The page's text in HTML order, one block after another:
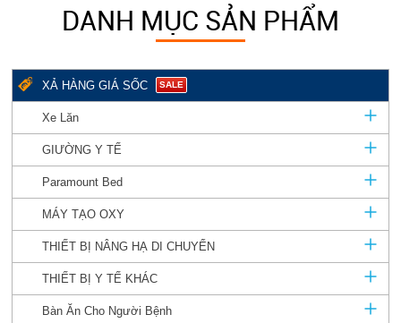
DANH MỤC SẢN PHẨM
XẢ HÀNG GIÁ SỐC SALE
Xe Lăn
GIƯỜNG Y TẾ
Paramount Bed
MÁY TẠO OXY
THIẾT BỊ NÂNG HẠ DI CHUYỂN
THIẾT BỊ Y TẾ KHÁC
Bàn Ăn Cho Người Bệnh